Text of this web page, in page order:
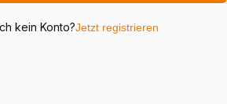
kein Konto?Jetzt registrieren